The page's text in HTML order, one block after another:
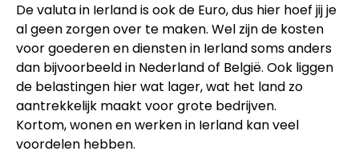
De valuta in Ierland is ook de Euro, dus hier hoef jij je
al geen zorgen over te maken. Wel zijn de kosten
voor goederen en diensten in Ierland soms anders
dan bijvoorbeeld in Nederland of België. Ook liggen
de belastingen hier wat lager, wat het land zo
aantrekkelijk maakt voor grote bedrijven.
Kortom, wonen en werken in Ierland kan veel
voordelen hebben.